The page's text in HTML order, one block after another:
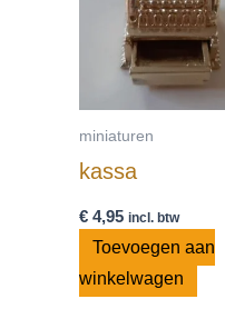
miniaturen
kassa
€ 4,95 incl. btw
Toevoegen aan
winkelwagen